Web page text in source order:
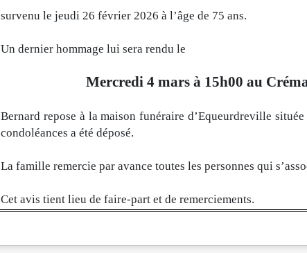
survenu le jeudi 26 février 2026 à l’âge de 75 ans.
Un dernier hommage lui sera rendu le
Mercredi 4 mars à 15h00 au
Bernard repose à la maison funéraire d’Equeurdreville
condoléances a été déposé.
La famille remercie par avance toutes les personnes qui
Cet avis tient lieu de faire-part et de remerciements.